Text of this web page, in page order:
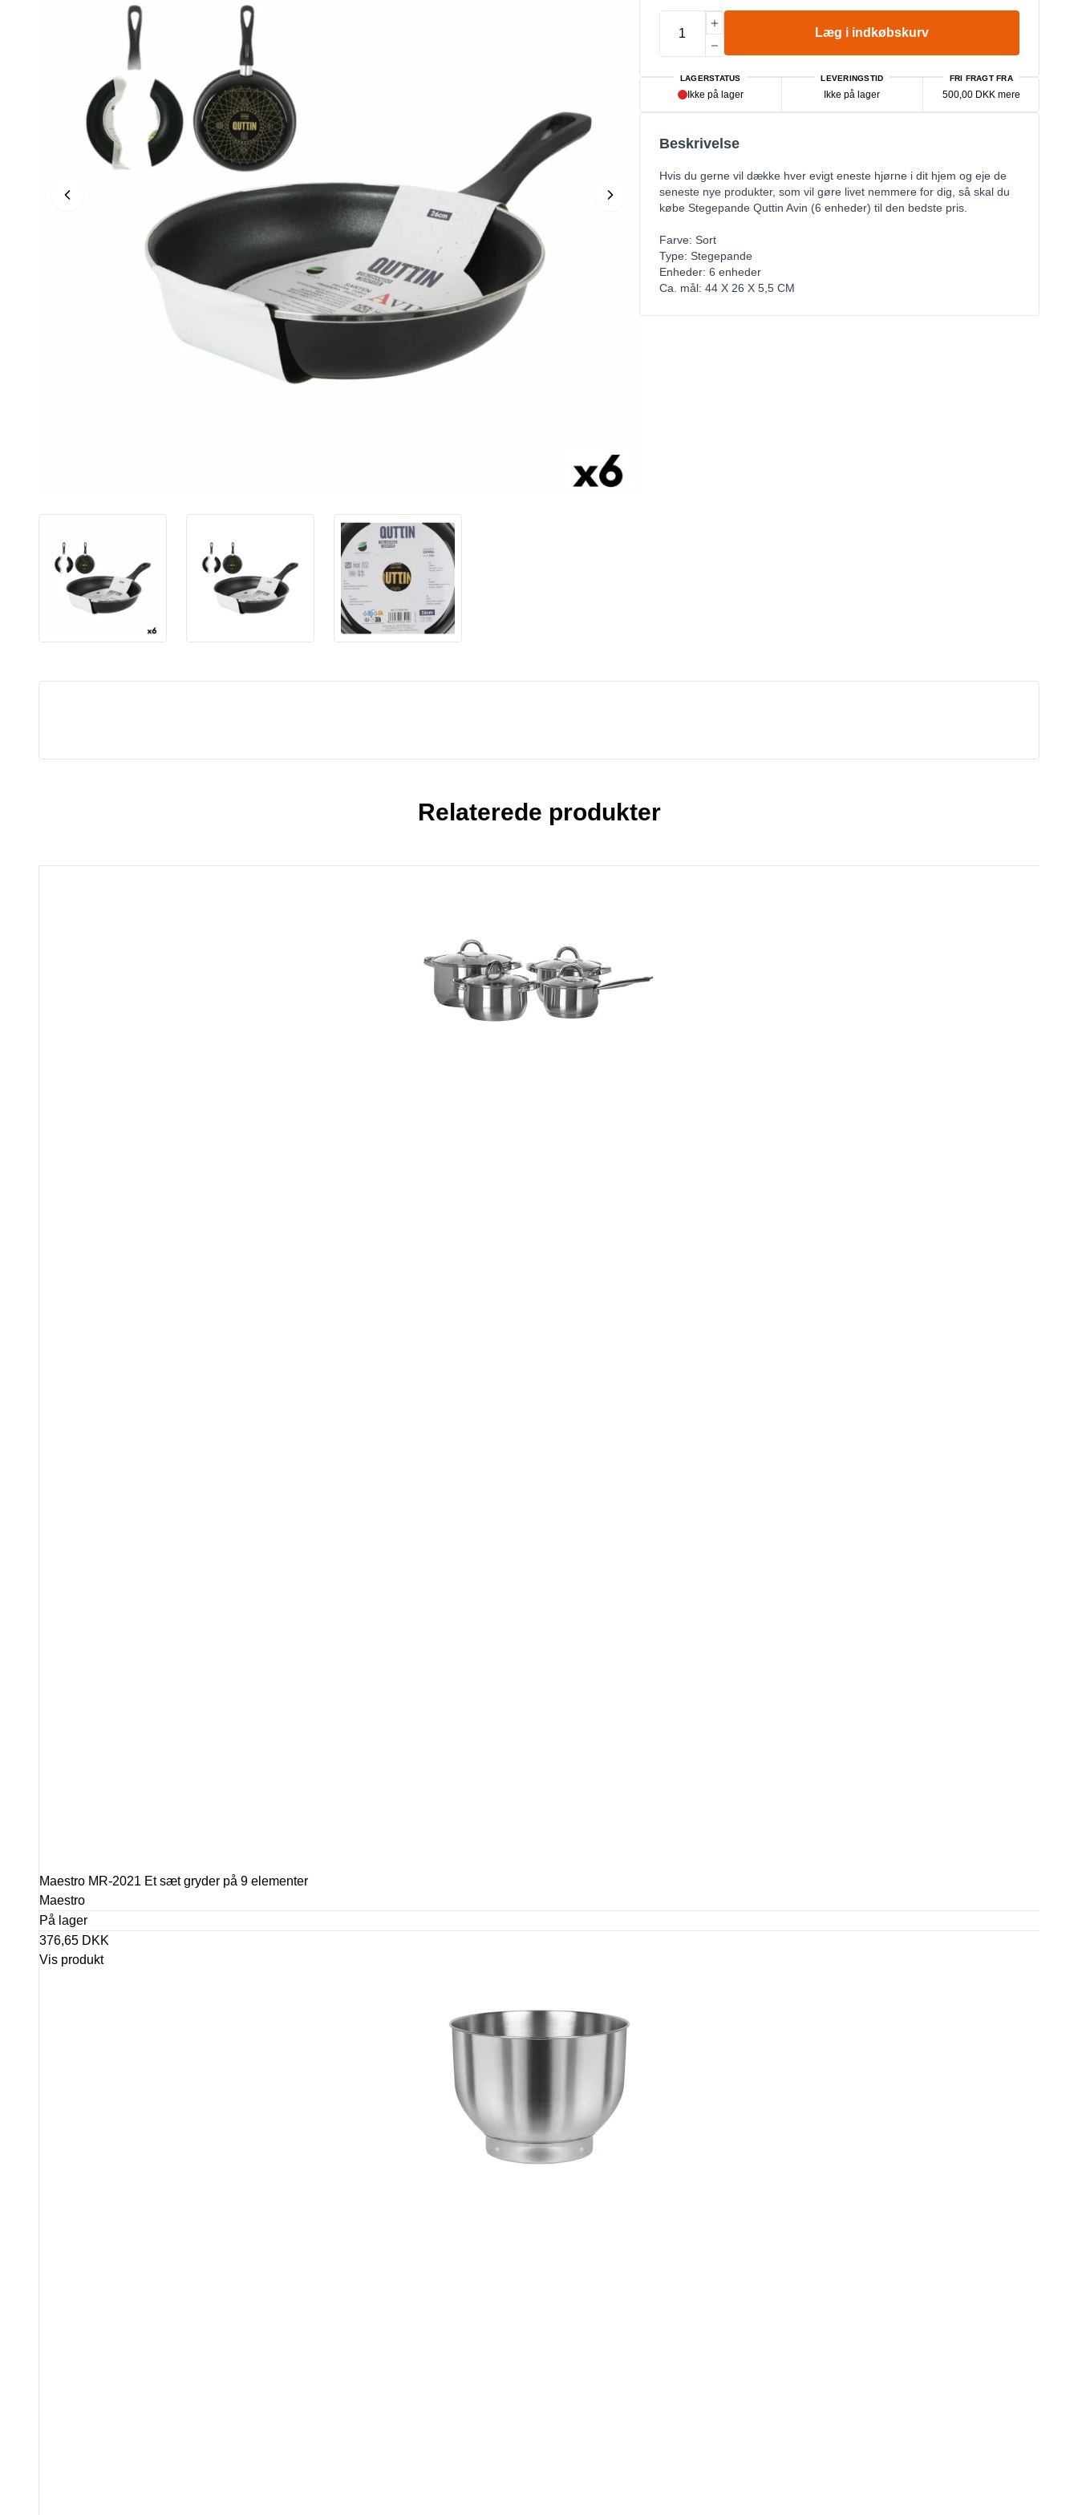
Læg i indkøbskurv
LAGERSTATUS
Ikke på lager
LEVERINGSTID
Ikke på lager
FRI FRAGT FRA
500,00 DKK mere
Beskrivelse
Hvis du gerne vil dække hver evigt eneste hjørne i dit hjem og eje de
seneste nye produkter, som vil gøre livet nemmere for dig, så skal du
købe Stegepande Quttin Avin (6 enheder) til den bedste pris.
Farve: Sort
Type: Stegepande
Enheder: 6 enheder
Ca. mål: 44 X 26 X 5,5 CM
Relaterede produkter
Maestro MR-2021 Et sæt gryder på 9 elementer
Maestro
På lager
376,65 DKK
Vis produkt